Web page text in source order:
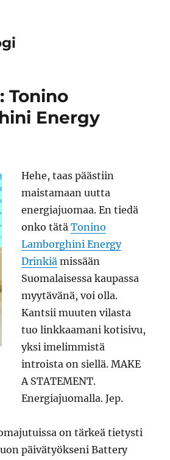
Tonino
Energy
Hehe, taas päästiin
maistamaan uutta
energiajuomaa. En tiedä
onko tätäTonino
Lamborghini Energy
Drinkiä missään
Suomalaisessa kaupassa
myytävänä, voi olla.
Kantsii muuten vilasta
tuo linkkaamani kotisivu,
yksi imelimmistä
introista on siellä. MAKE
A STATEMENT.
Energiajuomalla. Jep.
on tärkeä tietysti
päivätyökseni Battery